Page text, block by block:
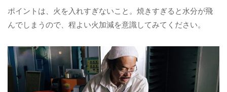
ポイントは、火を入れすぎないこと。焼きすぎると水分が飛
んでしまうので、程よい火加減を意識してみてください。